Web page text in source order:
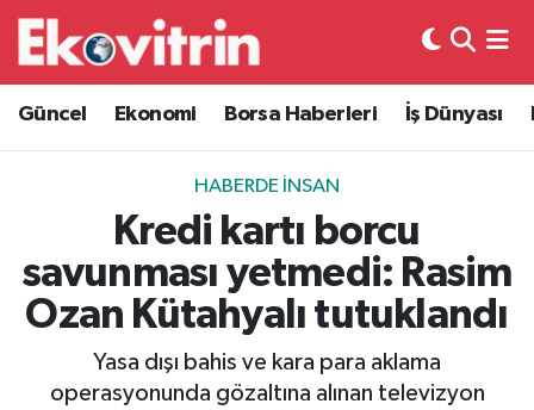
Güncel Ekonomi Borsa Haberleri İş Dünyası
HABERDE İNSAN
Kredi kartı borcu
savunması yetmedi: Rasim
Ozan Kütahyalı tutuklandı
Yasa dışı bahis ve kara para aklama
operasyonunda gözaltına alınan televizyon
Güncel
Ekonomi
Borsa Haberleri
İş Dünyası
Lojistik
Otovitrin
Hava Durumu
Trafik Durumu
Süper Lig Puan Durumu ve Fikstür
Tüm Manşetler
Son Dakika Haberleri
Haber Arşivi